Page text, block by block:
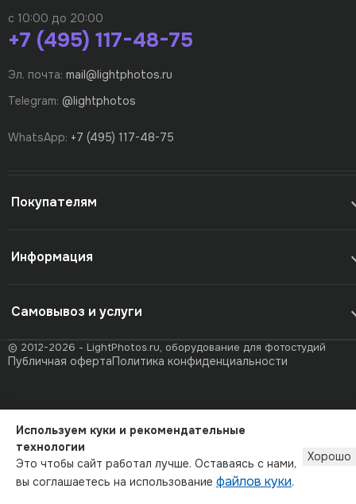
с 10:00 до 20:00
+7 (495) 117-48-75
Эл. почта: mail@lightphotos.ru
Telegram: @lightphotos
WhatsApp: +7 (495) 117-48-75
Покупателям
Информация
Самовывоз и услуги
© 2012-2026 - LightPhotos.ru, оборудование для фотостудий
Публичная офертаПолитика конфиденциальности
Используем куки и рекомендательные
технологии
Это чтобы сайт работал лучше. Оставаясь с нами,
вы соглашаетесь на использование файлов куки.
Хорошо